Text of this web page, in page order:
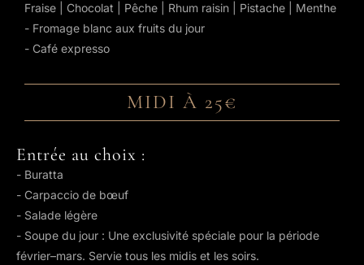
Fraise | Chocolat | Pêche | Rhum raisin | Pistache | Menthe
- Fromage blanc aux fruits du jour
- Café expresso
MIDI À 25€
Entrée au choix :
- Buratta
- Carpaccio de bœuf
- Salade légère
- Soupe du jour : Une exclusivité spéciale pour la période
février–mars. Servie tous les midis et les soirs.